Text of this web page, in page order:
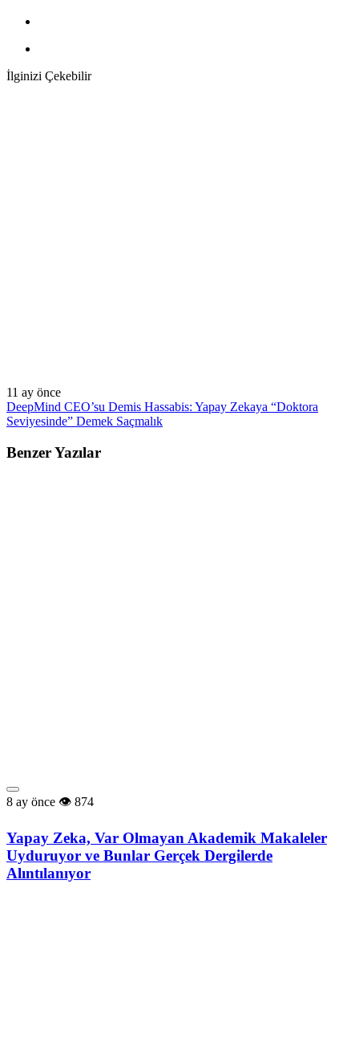
İlginizi Çekebilir
11 ay önce
DeepMind CEO’su Demis Hassabis: Yapay Zekaya “Doktora
Seviyesinde” Demek Saçmalık
Benzer Yazılar
8 ay önce 874
Yapay Zeka, Var Olmayan Akademik Makaleler
Uyduruyor ve Bunlar Gerçek Dergilerde
Alıntılanıyor